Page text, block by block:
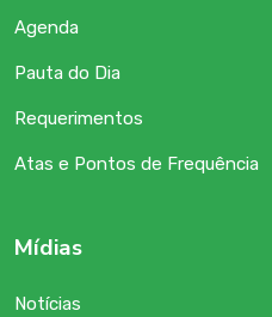
Agenda
Pauta do Dia
Requerimentos
Atas e Pontos de Frequência
Mídias
Notícias